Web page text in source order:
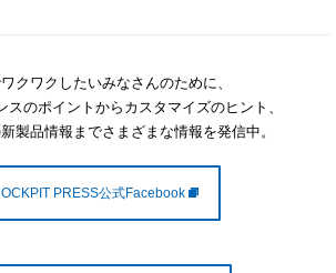
クワクしたいみなさんのために、
スのポイントからカスタマイズのヒント、
製品情報までさまざまな情報を発信中。
PRESS公式Facebook